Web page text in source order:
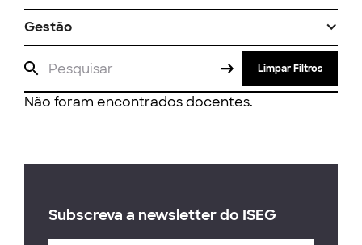
Gestão
Limpar Filtros
Não foram encontrados docentes.
Subscreva a newsletter do ISEG